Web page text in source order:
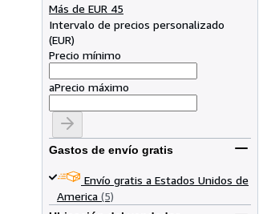
Más de EUR 45
Intervalo de precios personalizado
(EUR)
Precio mínimo
aPrecio máximo
Gastos de envío gratis
Envío gratis a Estados Unidos de
America (5)